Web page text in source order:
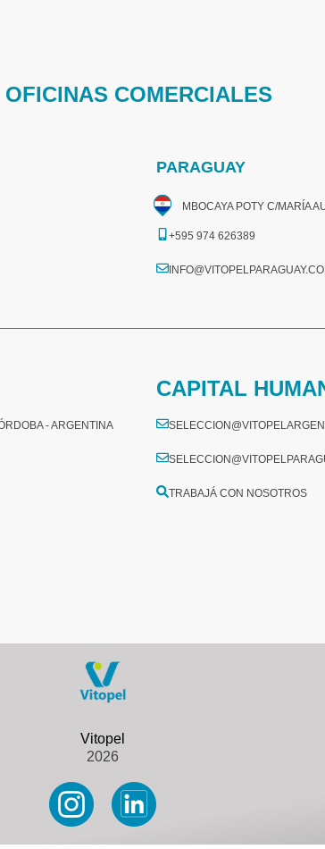
OFICINAS COMERCIALES
PARAGUAY
MBOCAYA POTY C/MARÍA
+595 974 626389
- ARGENTINA
CAPITAL
TRABAJÁ CON NOSOTROS
2026